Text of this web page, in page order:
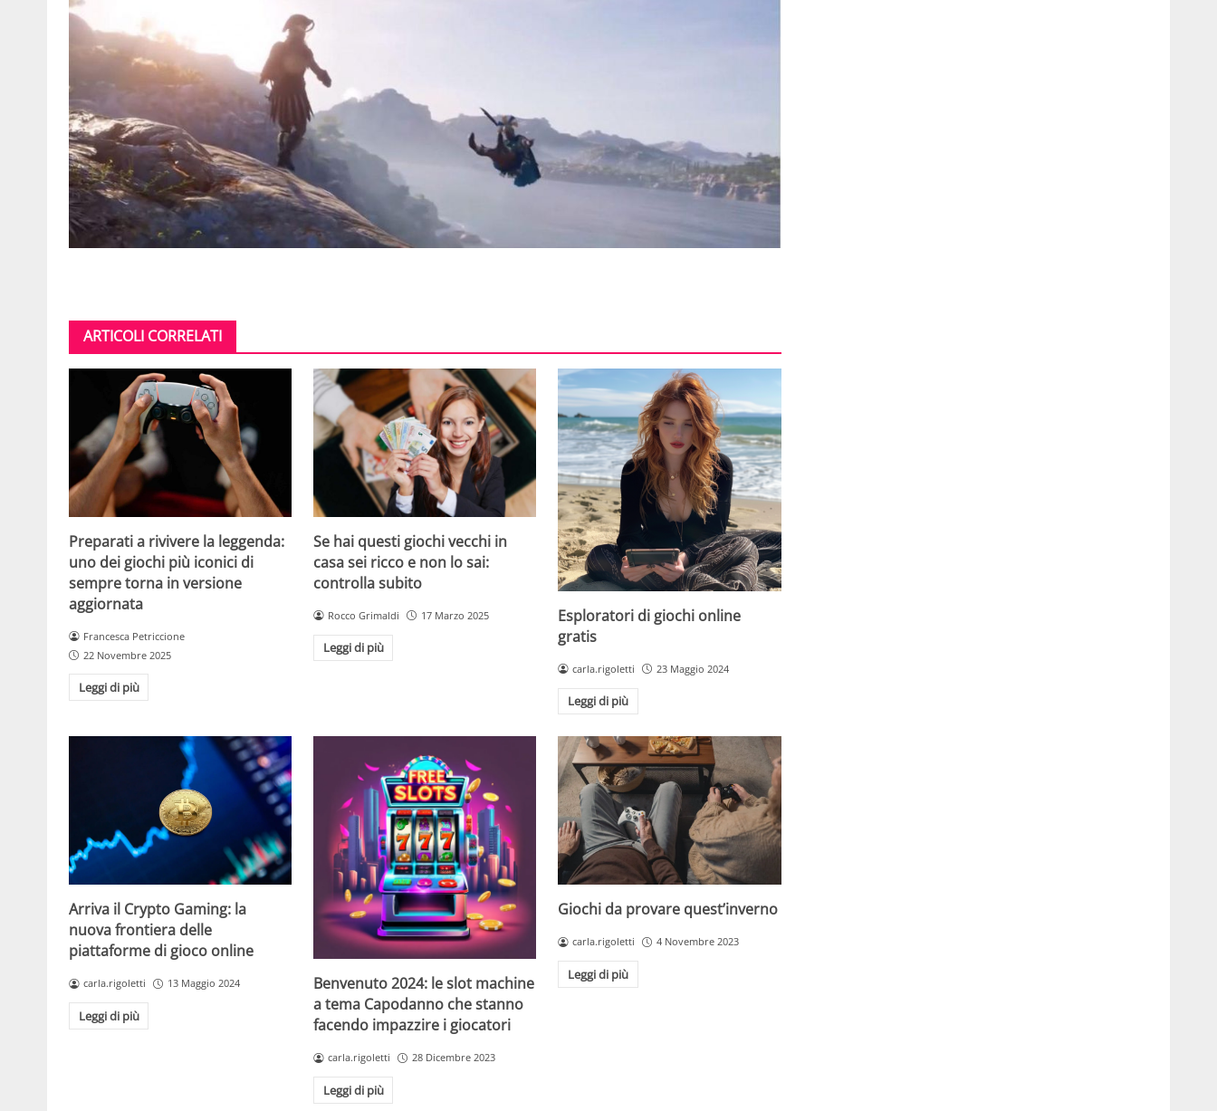
ARTICOLI CORRELATI
Preparati a rivivere la leggenda:
uno dei giochi più iconici di
sempre torna in versione
aggiornata
Francesca Petriccione
22 Novembre 2025
Leggi di più
Se hai questi giochi vecchi in
casa sei ricco e non lo sai:
controlla subito
Rocco Grimaldi 17 Marzo 2025
Leggi di più
Esploratori di giochi online
gratis
carla.rigoletti 23 Maggio 2024
Leggi di più
Arriva il Crypto Gaming: la
nuova frontiera delle
piattaforme di gioco online
carla.rigoletti 13 Maggio 2024
Leggi di più
Benvenuto 2024: le slot machine
a tema Capodanno che stanno
facendo impazzire i giocatori
carla.rigoletti 28 Dicembre 2023
Leggi di più
Giochi da provare quest’inverno
carla.rigoletti 4 Novembre 2023
Leggi di più